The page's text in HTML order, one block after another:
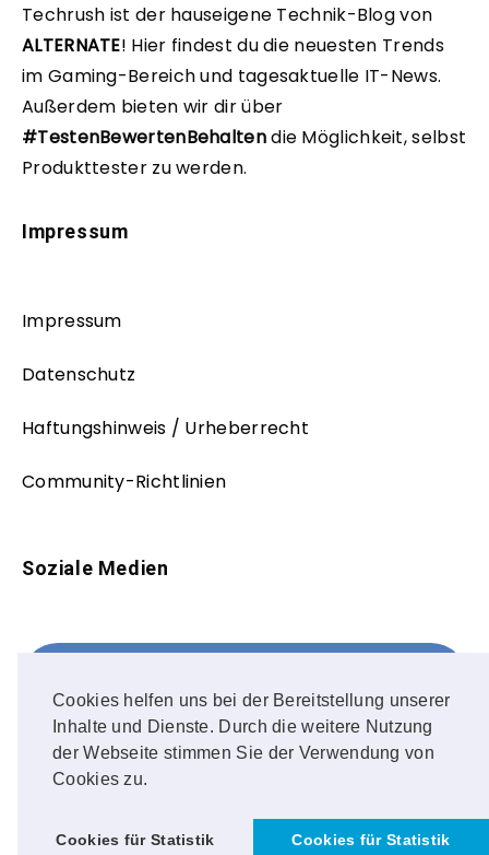
Cookies helfen uns bei der Bereitstellung unserer
Inhalte und Dienste. Durch die weitere Nutzung
der Webseite stimmen Sie der Verwendung von
Cookies zu.
Cookies für Statistik Cookies für Statistik
Techrush ist der hauseigene Technik-Blog von
ALTERNATE! Hier findest du die neuesten Trends
im Gaming-Bereich und tagesaktuelle IT-News.
Außerdem bieten wir dir über
#TestenBewertenBehaltendie Möglichkeit, selbst
Produkttester zu werden.
Impressum
Impressum
Datenschutz
Haftungshinweis / Urheberrecht
Community-Richtlinien
Soziale Medien
FOLLOW ME!
Instagram
OUR PHOTOS!